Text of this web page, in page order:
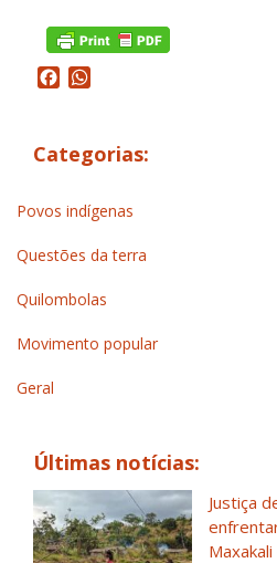
Facebook
Categorias:
Povos indígenas
Questões da terra
Quilombolas
Movimento popular
Geral
Últimas notícias:
Justiça